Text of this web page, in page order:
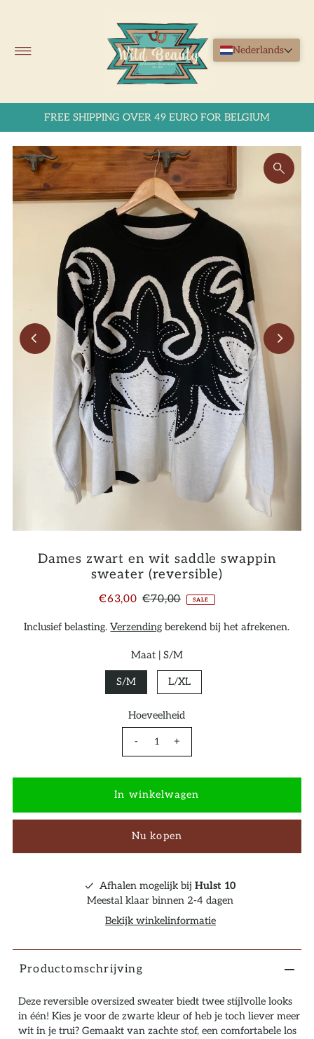
0
FREE SHIPPING OVER 49 EURO FOR BELGIUM
Dames zwart en wit saddle swappin
sweater (reversible)
€63,00 €70,00 SALE
Inclusief belasting.Verzending berekend bij het afrekenen.
Maat | S/M
S/M L/XL
Hoeveelheid
- +
Nu kopen
Afhalen mogelijk bijHulst 10
Meestal klaar binnen 2-4 dagen
Bekijk winkelinformatie
Productomschrijving
Deze reversible oversized sweater biedt twee stijlvolle looks
in één! Kies je voor de zwarte kleur of heb je toch liever meer
wit in je trui? Gemaakt van zachte stof, een comfortabele los
Nederlands